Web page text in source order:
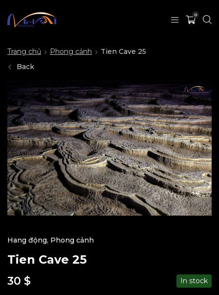
0
Trang chủ Phong cảnh
Tien Cave 25
Back
Hang động, Phong cảnh
Tien Cave 25
30 $ In stock